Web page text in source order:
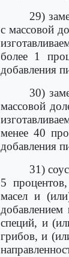
29)
с массовой
более 1
добавления
30)
массовой
менее 40
добавления
31)
5
масел и
специй, и
грибов, и